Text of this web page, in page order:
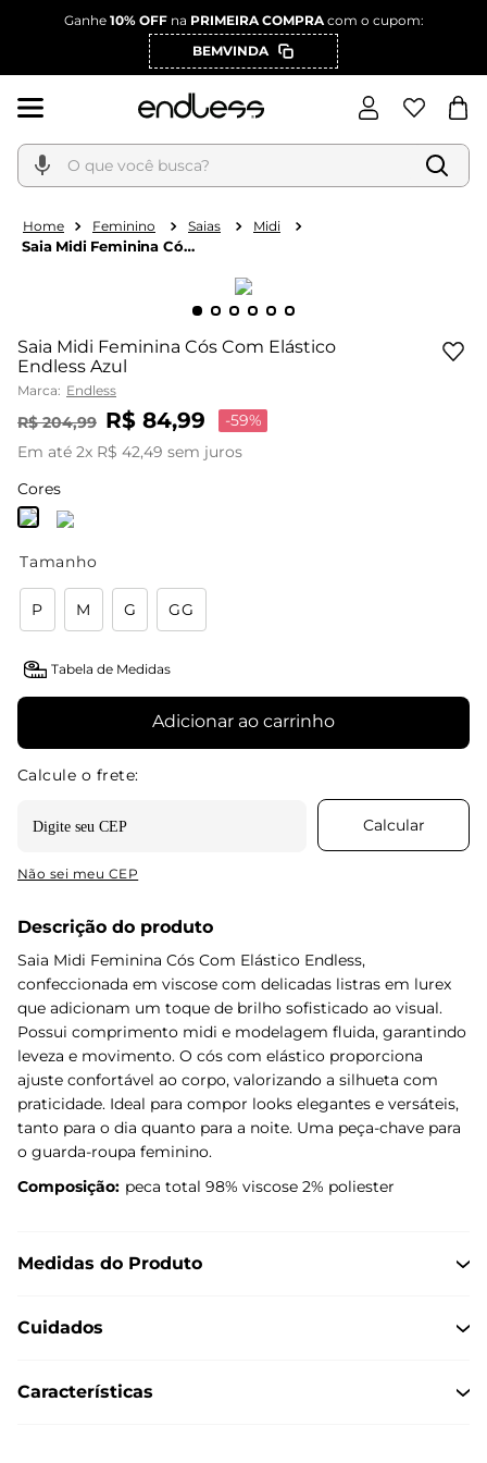
Ganhe 10% OFFna PRIMEIRA COMPRAcom o cupom:
BEMVINDA
O que você busca?
Feminino Saias Midi
Saia Midi Feminina Cós
Saia Midi Feminina Cós Com Elástico
Endless Azul
Marca: Endless
R$ 204,99 R$ 84,99 -59%
Em até 2x R$ 42,49 sem juros
Cores
Tamanho
P M G GG
Tabela de Medidas
Adicionar ao carrinho
Não sei meu CEP
Descrição do produto
Saia Midi Feminina Cós Com Elástico Endless,
confeccionada em viscose com delicadas listras em lurex
que adicionam um toque de brilho sofisticado ao visual.
Possui comprimento midi e modelagem fluida, garantindo
leveza e movimento. O cós com elástico proporciona
ajuste confortável ao corpo, valorizando a silhueta com
praticidade. Ideal para compor looks elegantes e versáteis,
tanto para o dia quanto para a noite. Uma peça-chave para
o guarda-roupa feminino.
Composição: peca total 98% viscose 2% poliester
Medidas do Produto
Cuidados
Características